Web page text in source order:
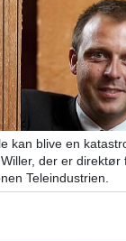
kan blive en
der er direktør
Teleindustrien.